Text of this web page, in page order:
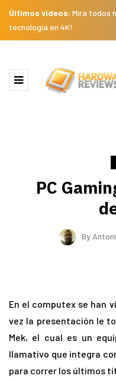
Últimos videos: Mira todos
tecnología en 4K!
PC
By
En el computex se han
vez la presentación le
Mek, el cual es un
llamativo que integra
para correr los últimos